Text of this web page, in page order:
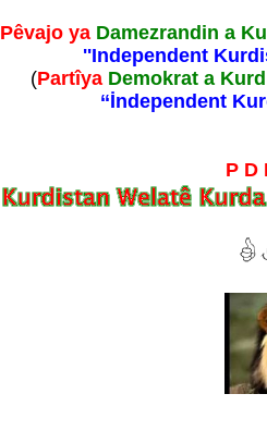
Pêvajo ya Damezrandin a
''Independent
(Partîya Demokrat a
‘‘İndependent
P D